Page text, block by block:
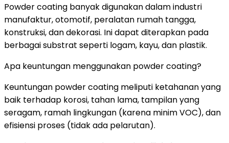
Powder coating banyak digunakan dalam industri
manufaktur, otomotif, peralatan rumah tangga,
konstruksi, dan dekorasi. Ini dapat diterapkan pada
berbagai substrat seperti logam, kayu, dan plastik.
Apa keuntungan menggunakan powder coating?
Keuntungan powder coating meliputi ketahanan yang
baik terhadap korosi, tahan lama, tampilan yang
seragam, ramah lingkungan (karena minim VOC), dan
efisiensi proses (tidak ada pelarutan).